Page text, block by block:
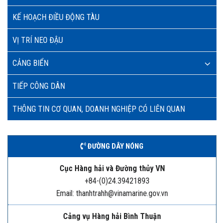
KẾ HOẠCH ĐIỀU ĐỘNG TÀU
VỊ TRÍ NEO ĐẬU
CẢNG BIỂN
TIẾP CÔNG DÂN
THÔNG TIN CƠ QUAN, DOANH NGHIỆP CÓ LIÊN QUAN
ĐƯỜNG DÂY NÓNG
Cục Hàng hải và Đường thủy VN
+84-(0)24.39421893
Email: thanhtrahh@vinamarine.gov.vn
Cảng vụ Hàng hải Bình Thuận